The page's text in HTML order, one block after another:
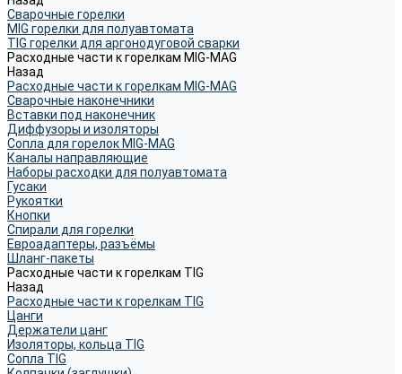
Сварочные горелки
MIG горелки для полуавтомата
TIG горелки для аргонодуговой сварки
Расходные части к горелкам MIG-MAG
Назад
Расходные части к горелкам MIG-MAG
Сварочные наконечники
Вставки под наконечник
Диффузоры и изоляторы
Сопла для горелок MIG-MAG
Каналы направляющие
Наборы расходки для полуавтомата
Гусаки
Рукоятки
Кнопки
Спирали для горелки
Евроадаптеры, разъёмы
Шланг-пакеты
Расходные части к горелкам TIG
Назад
Расходные части к горелкам TIG
Цанги
Держатели цанг
Изоляторы, кольца TIG
Сопла TIG